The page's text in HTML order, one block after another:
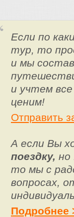
Если по
тур, то
и мы
и учтем
ценим!
Отправить
А если Вы
поездку, но
то мы с
вопросах,
Подробнее